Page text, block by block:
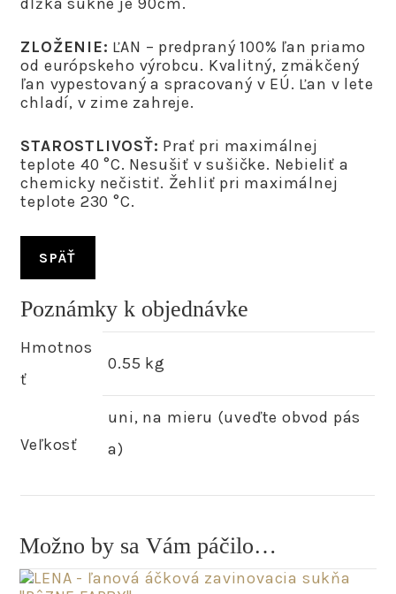
ZLOŽENIE: ĽAN – predpraný 100% ľan priamo
od európskeho výrobcu. Kvalitný, zmäkčený
ľan vypestovaný a spracovaný v EÚ. Ľan v lete
chladí, v zime zahreje.
STAROSTLIVOSŤ: Prať pri maximálnej
teplote 40 °C. Nesušiť v sušičke. Nebieliť a
chemicky nečistiť. Žehliť pri maximálnej
teplote 230 °C.
SPÄŤ
Poznámky k objednávke
Hmotnos
ť
0.55 kg
Veľkosť
uni, na mieru (uveďte obvod pás
a)
Možno by sa Vám páčilo…